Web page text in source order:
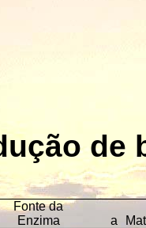
Fonte da
Enzima
a